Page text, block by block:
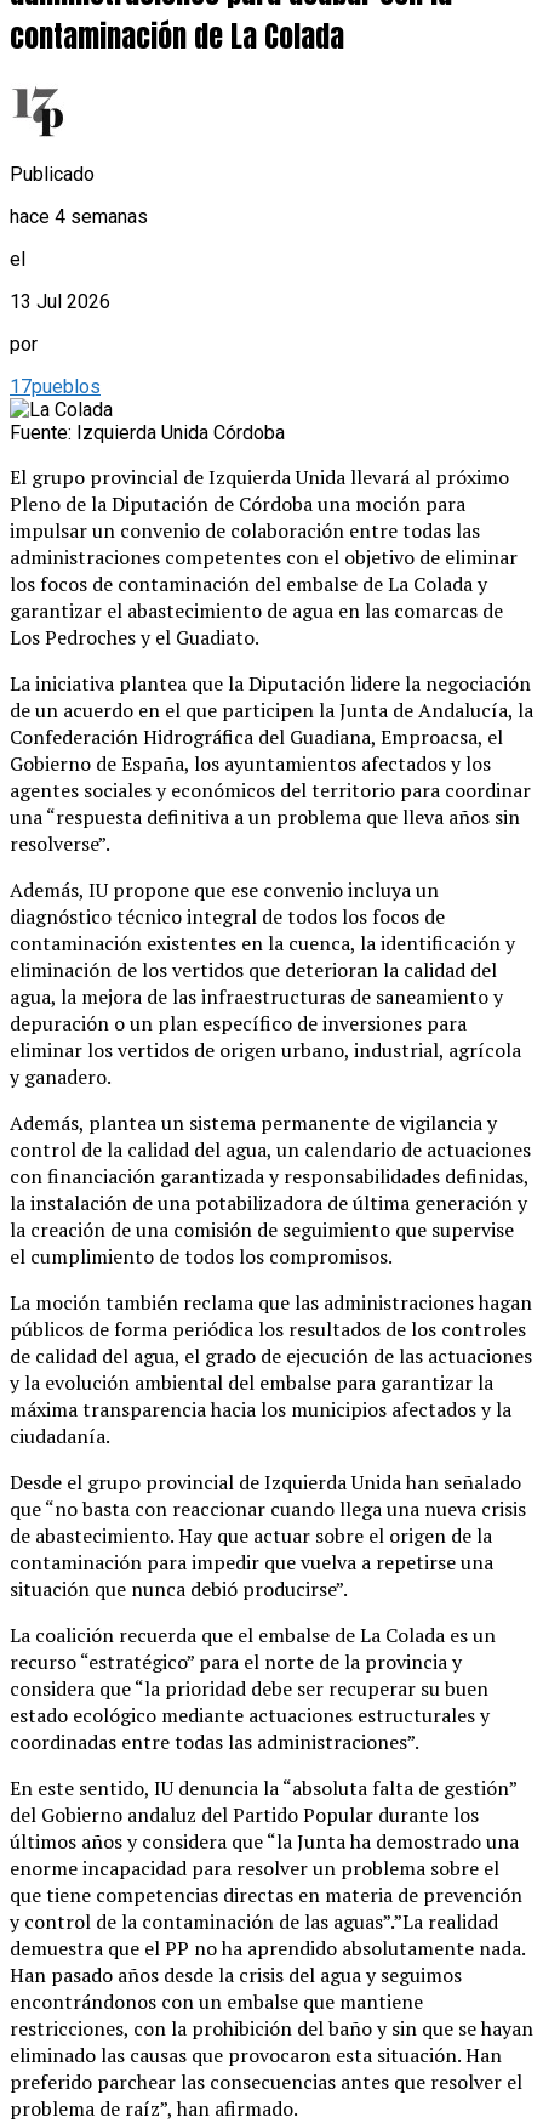
contaminación de La Colada
Publicado
hace 4 semanas
el
13 Jul 2026
por
17pueblos
Fuente: Izquierda Unida Córdoba
El grupo provincial de Izquierda Unida llevará al próximo
Pleno de la Diputación de Córdoba una moción para
impulsar un convenio de colaboración entre todas las
administraciones competentes con el objetivo de eliminar
los focos de contaminación del embalse de La Colada y
garantizar el abastecimiento de agua en las comarcas de
Los Pedroches y el Guadiato.
La iniciativa plantea que la Diputación lidere la negociación
de un acuerdo en el que participen la Junta de Andalucía, la
Confederación Hidrográfica del Guadiana, Emproacsa, el
Gobierno de España, los ayuntamientos afectados y los
agentes sociales y económicos del territorio para coordinar
una “respuesta definitiva a un problema que lleva años sin
resolverse”.
Además, IU propone que ese convenio incluya un
diagnóstico técnico integral de todos los focos de
contaminación existentes en la cuenca, la identificación y
eliminación de los vertidos que deterioran la calidad del
agua, la mejora de las infraestructuras de saneamiento y
depuración o un plan específico de inversiones para
eliminar los vertidos de origen urbano, industrial, agrícola
y ganadero.
Además, plantea un sistema permanente de vigilancia y
control de la calidad del agua, un calendario de actuaciones
con financiación garantizada y responsabilidades definidas,
la instalación de una potabilizadora de última generación y
la creación de una comisión de seguimiento que supervise
el cumplimiento de todos los compromisos.
La moción también reclama que las administraciones hagan
públicos de forma periódica los resultados de los controles
de calidad del agua, el grado de ejecución de las actuaciones
y la evolución ambiental del embalse para garantizar la
máxima transparencia hacia los municipios afectados y la
ciudadanía.
Desde el grupo provincial de Izquierda Unida han señalado
que “no basta con reaccionar cuando llega una nueva crisis
de abastecimiento. Hay que actuar sobre el origen de la
contaminación para impedir que vuelva a repetirse una
situación que nunca debió producirse”.
La coalición recuerda que el embalse de La Colada es un
recurso “estratégico” para el norte de la provincia y
considera que “la prioridad debe ser recuperar su buen
estado ecológico mediante actuaciones estructurales y
coordinadas entre todas las administraciones”.
En este sentido, IU denuncia la “absoluta falta de gestión”
del Gobierno andaluz del Partido Popular durante los
últimos años y considera que “la Junta ha demostrado una
enorme incapacidad para resolver un problema sobre el
que tiene competencias directas en materia de prevención
y control de la contaminación de las aguas”.”La realidad
demuestra que el PP no ha aprendido absolutamente nada.
Han pasado años desde la crisis del agua y seguimos
encontrándonos con un embalse que mantiene
restricciones, con la prohibición del baño y sin que se hayan
eliminado las causas que provocaron esta situación. Han
preferido parchear las consecuencias antes que resolver el
problema de raíz”, han afirmado.